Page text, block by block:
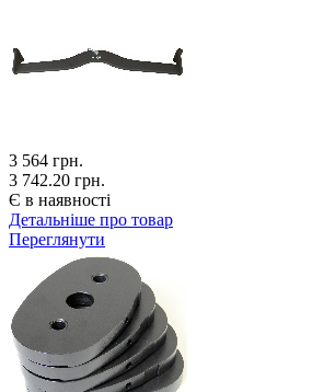
3 564 грн.
3 742.20 грн.
Є в наявності
Детальніше про товар
Переглянути